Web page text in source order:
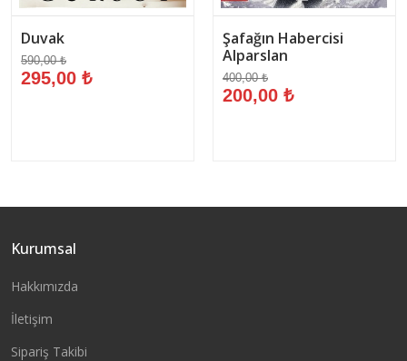
Duvak
590,00 ₺
295,00 ₺
Sepete Ekle
Şafağın Habercisi
Alparslan
400,00 ₺
200,00 ₺
Kurumsal
Hakkımızda
İletişim
Sipariş Takibi